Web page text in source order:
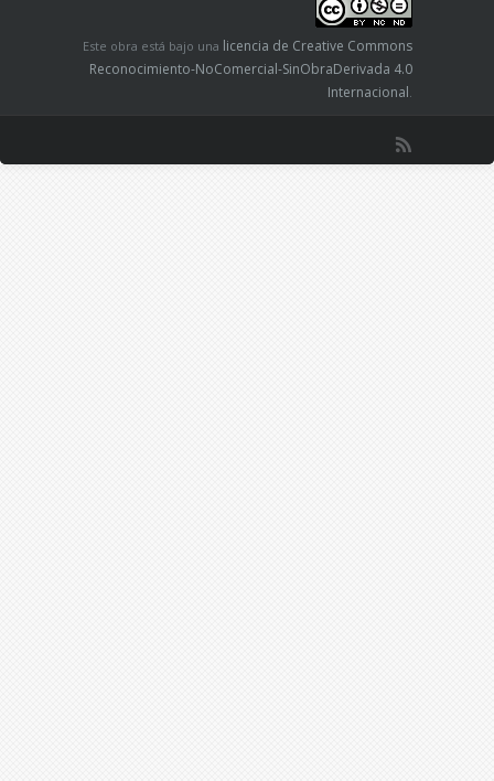
Este obra está bajo una licencia de Creative Commons
Reconocimiento-NoComercial-SinObraDerivada 4.0
Internacional